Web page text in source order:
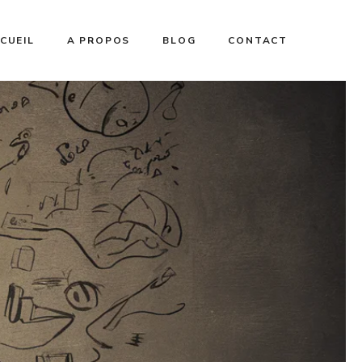
A PROPOS BLOG CONTACT